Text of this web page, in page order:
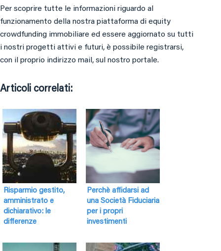
Per scoprire tutte le informazioni riguardo al
funzionamento della nostra piattaforma di equity
crowdfunding immobiliare ed essere aggiornato su tutti
i nostri progetti attivi e futuri, è possibile registrarsi,
con il proprio indirizzo mail, sul nostro portale.
Articoli correlati:
Risparmio gestito,
amministrato e
dichiarativo: le
differenze
Perchè affidarsi ad
una Società Fiduciaria
per i propri
investimenti